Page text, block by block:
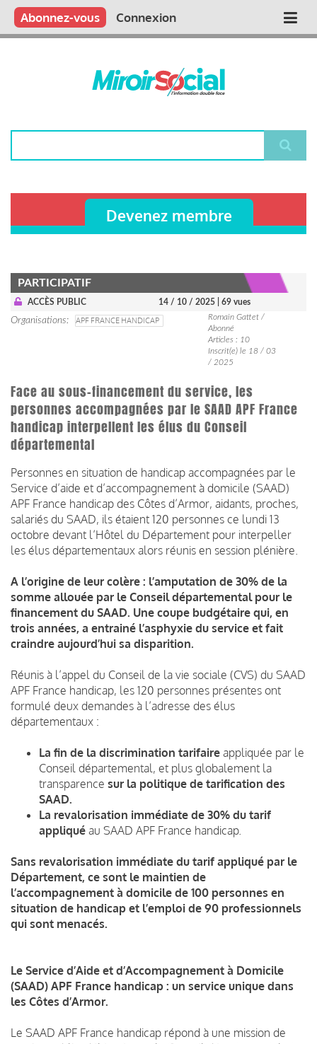
Aller
contenu
Main
Qui sommes nous ?
Vous publiez
Nous publions
Contactez-nous
Abonnez-vous Connexion
Devenez membre
PARTICIPATIF
ACCÈS PUBLIC 14 / 10 / 2025 | 69 vues
Organisations APF FRANCE HANDICAP
Romain Gattet /
Abonné
Articles : 10
Inscrit(e) le 18 / 03
/ 2025
Face au sous-financement du service, les
personnes accompagnées par le SAAD APF France
handicap interpellent les élus du Conseil
départemental
Personnes en situation de handicap accompagnées par le
Service d’aide et d’accompagnement à domicile (SAAD)
APF France handicap des Côtes d’Armor, aidants, proches,
salariés du SAAD, ils étaient 120 personnes ce lundi 13
octobre devant l’Hôtel du Département pour interpeller
les élus départementaux alors réunis en session plénière.
A l’origine de leur colère : l’amputation de 30% de la
somme allouée par le Conseil départemental pour le
financement du SAAD. Une coupe budgétaire qui, en
trois années, a entrainé l’asphyxie du service et fait
craindre aujourd’hui sa disparition.
Réunis à l’appel du Conseil de la vie sociale (CVS) du SAAD
APF France handicap, les 120 personnes présentes ont
formulé deux demandes à l’adresse des élus
départementaux :
La fin de la discrimination tarifaire appliquée par le
Conseil départemental, et plus globalement la
transparence sur la politique de tarification des
SAAD.
La revalorisation immédiate de 30% du tarif
appliqué au SAAD APF France handicap.
Sans revalorisation immédiate du tarif appliqué par le
Département, ce sont le maintien de
l’accompagnement à domicile de 100 personnes en
situation de handicap et l’emploi de 90 professionnels
qui sont menacés.
Le Service d’Aide et d’Accompagnement à Domicile
(SAAD) APF France handicap : un service unique dans
les Côtes d’Armor.
Le SAAD APF France handicap répond à une mission de